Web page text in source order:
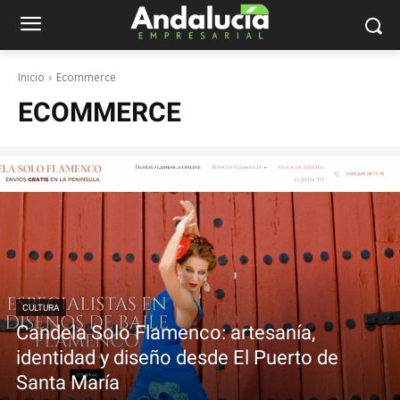
Inicio Ecommerce
ECOMMERCE
CULTURA
Candela Solo Flamenco: artesanía,
identidad y diseño desde El Puerto de
Santa María